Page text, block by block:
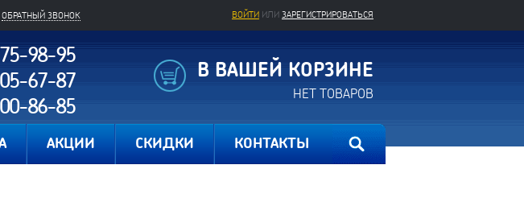
ОБРАТНЫЙ ЗВОНОК ВОЙТИ ИЛИ ЗАРЕГИСТРИРОВАТЬСЯ
98-95
67-87
86-85
В ВАШЕЙ КОРЗИНЕ
НЕТ ТОВАРОВ
АКЦИИ СКИДКИ КОНТАКТЫ